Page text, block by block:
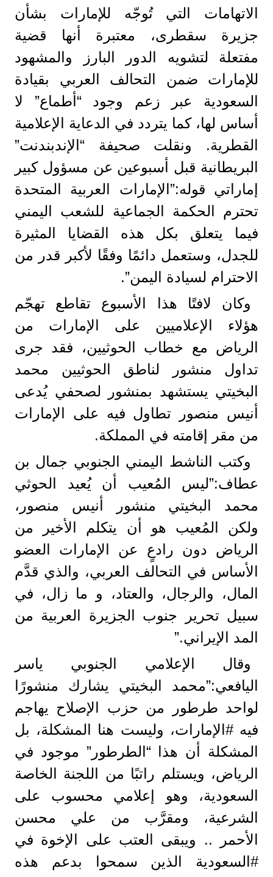
الاتهامات التي تُوجّه للإمارات بشأن
جزيرة سقطرى، معتبرة أنها قضية
مفتعلة لتشويه الدور البارز والمشهود
للإمارات ضمن التحالف العربي بقيادة
السعودية عبر زعم وجود “أطماع” لا
أساس لها، كما يتردد في الدعاية الإعلامية
القطرية. ونقلت صحيفة “الإندبندنت”
البريطانية قبل أسبوعين عن مسؤول كبير
إماراتي قوله:”الإمارات العربية المتحدة
تحترم الحكمة الجماعية للشعب اليمني
فيما يتعلق بكل هذه القضايا المثيرة
للجدل، وستعمل دائمًا وفقًا لأكبر قدر من
الاحترام لسيادة اليمن”.
وكان لافتًا هذا الأسبوع تقاطع تهجّم
هؤلاء الإعلاميين على الإمارات من
الرياض مع خطاب الحوثيين، فقد جرى
تداول منشور لناطق الحوثيين محمد
البخيتي يستشهد بمنشور لصحفي يُدعى
أنيس منصور تطاول فيه على الإمارات
من مقر إقامته في المملكة.
وكتب الناشط اليمني الجنوبي جمال بن
عطاف:”ليس المُعيب أن يُعيد الحوثي
محمد البخيتي منشور أنيس منصور،
ولكن المُعيب هو أن يتكلم الأخير من
الرياض دون رادعٍ عن الإمارات العضو
الأساس في التحالف العربي، والذي قدَّم
المال، والرجال، والعتاد، و ما زال، في
سبيل تحرير جنوب الجزيرة العربية من
المد الإيراني.”
وقال الإعلامي الجنوبي ياسر
اليافعي:”محمد البخيتي يشارك منشورًا
لواحد طرطور من حزب الإصلاح يهاجم
فيه #الإمارات، وليست هنا المشكلة، بل
المشكلة أن هذا “الطرطور” موجود في
الرياض، ويستلم راتبًا من اللجنة الخاصة
السعودية، وهو إعلامي محسوب على
الشرعية، ومقرَّب من علي محسن
الأحمر .. ويبقى العتب على الإخوة في
#السعودية الذين سمحوا بدعم هذه